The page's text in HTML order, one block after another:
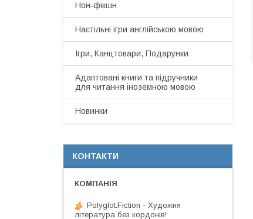
Нон-фікшн
Настільні ігри англійською мовою
Ігри, Канцтовари, Подарунки
Адаптовані книги та підручники
для читання іноземною мовою
Новинки
КОНТАКТИ
Polyglot.Fiction - Художня
література без кордонів!